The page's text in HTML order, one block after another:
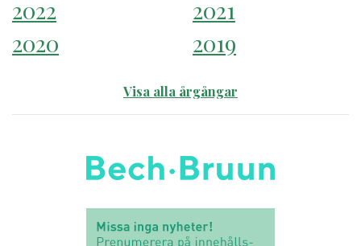
2022
2021
2020
2019
Visa alla årgångar